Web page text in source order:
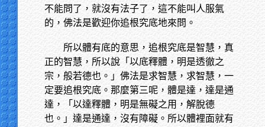
不能問了，就沒有法子了，這不能叫人服氣
的，佛法是歡迎你追根究底地來問。
所以體有底的意思，追根究底是智慧，真
正的智慧，所以說「以底釋體，明是透徹之
宗，般若德也。」佛法是求智慧，求智慧，一
定要追根究底。那麼第三呢，體是達，達是通
達，「以達釋體，明是無礙之用，解脫德
也。」達是通達，沒有障礙。所以體裡面就有